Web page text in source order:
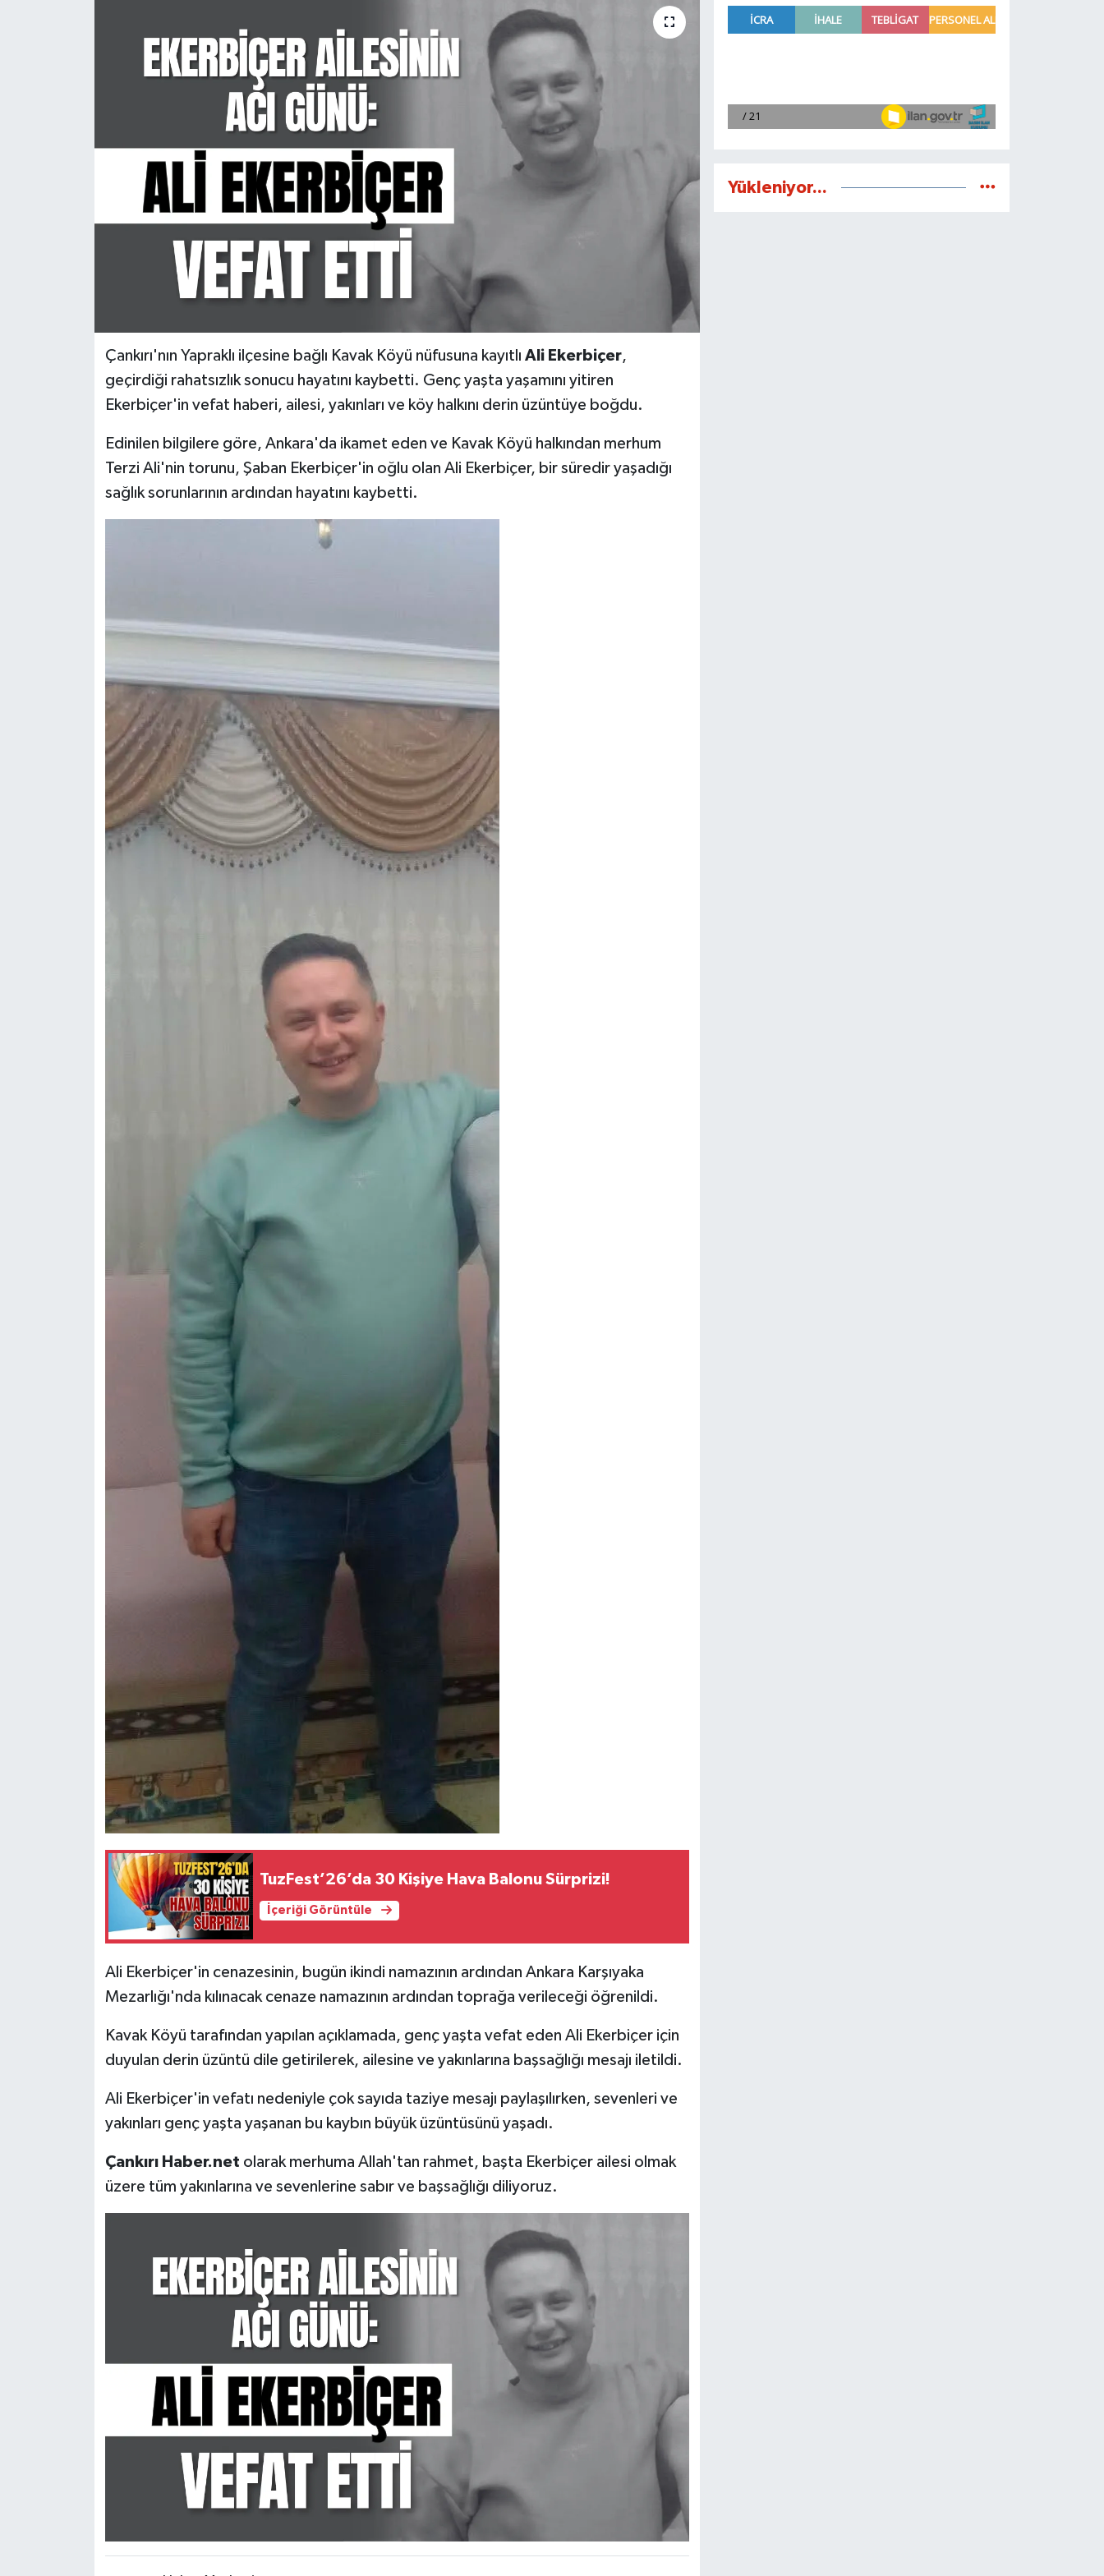
Çankırı'nın Yapraklı ilçesine bağlı Kavak Köyü nüfusuna kayıtlı Ali Ekerbiçer,
geçirdiği rahatsızlık sonucu hayatını kaybetti. Genç yaşta yaşamını yitiren
Ekerbiçer'in vefat haberi, ailesi, yakınları ve köy halkını derin üzüntüye boğdu.
Edinilen bilgilere göre, Ankara'da ikamet eden ve Kavak Köyü halkından merhum
Terzi Ali'nin torunu, Şaban Ekerbiçer'in oğlu olan Ali Ekerbiçer, bir süredir yaşadığı
sağlık sorunlarının ardından hayatını kaybetti.
TuzFest’26’da 30 Kişiye Hava Balonu Sürprizi!
İçeriği Görüntüle
Ali Ekerbiçer'in cenazesinin, bugün ikindi namazının ardından Ankara Karşıyaka
Mezarlığı'nda kılınacak cenaze namazının ardından toprağa verileceği öğrenildi.
Kavak Köyü tarafından yapılan açıklamada, genç yaşta vefat eden Ali Ekerbiçer için
duyulan derin üzüntü dile getirilerek, ailesine ve yakınlarına başsağlığı mesajı iletildi.
Ali Ekerbiçer'in vefatı nedeniyle çok sayıda taziye mesajı paylaşılırken, sevenleri ve
yakınları genç yaşta yaşanan bu kaybın büyük üzüntüsünü yaşadı.
Çankırı Haber.net olarak merhuma Allah'tan rahmet, başta Ekerbiçer ailesi olmak
üzere tüm yakınlarına ve sevenlerine sabır ve başsağlığı diliyoruz.
Yükleniyor...